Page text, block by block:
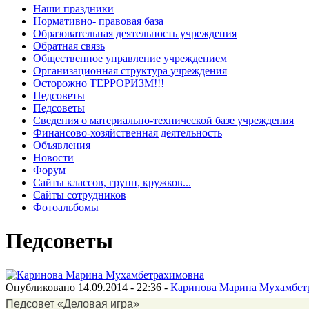
Наши праздники
Нормативно- правовая база
Образовательная деятельность учреждения
Обратная связь
Общественное управление учреждением
Организационная структура учреждения
Осторожно ТЕРРОРИЗМ!!!
Педсоветы
Педсоветы
Сведения о материально-технической базе учреждения
Финансово-хозяйственная деятельность
Объявления
Новости
Форум
Сайты классов, групп, кружков...
Сайты сотрудников
Фотоальбомы
Педсоветы
Опубликовано 14.09.2014 - 22:36 - Каринова Марина
Педсовет «Деловая игра»